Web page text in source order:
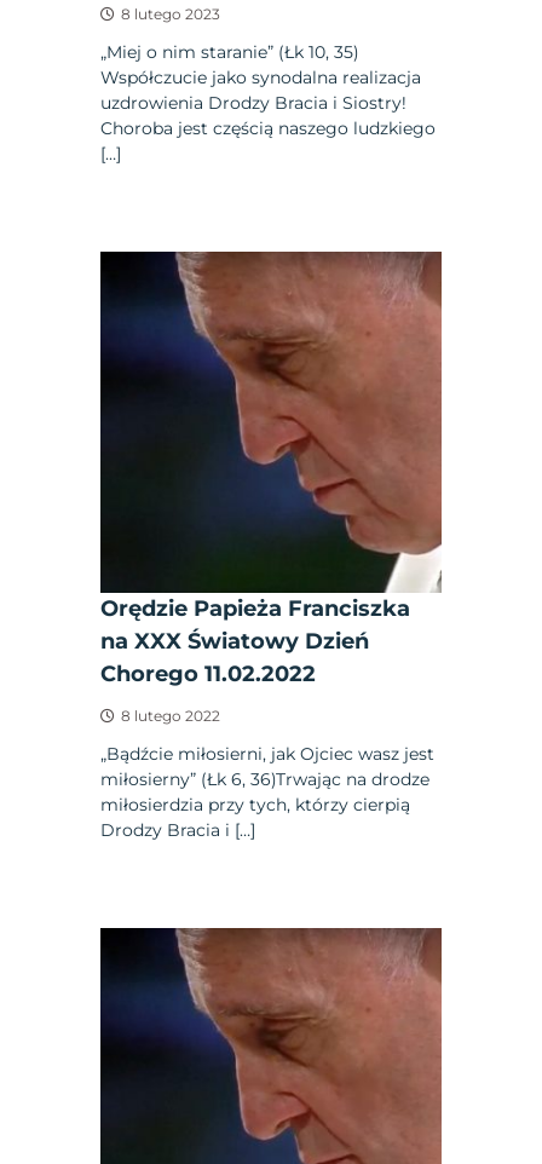
8 lutego 2023
„Miej o nim staranie” (Łk 10, 35)
Współczucie jako synodalna realizacja
uzdrowienia Drodzy Bracia i Siostry!
Choroba jest częścią naszego ludzkiego
[…]
Orędzie Papieża Franciszka
na XXX Światowy Dzień
Chorego 11.02.2022
8 lutego 2022
„Bądźcie miłosierni, jak Ojciec wasz jest
miłosierny” (Łk 6, 36)Trwając na drodze
miłosierdzia przy tych, którzy cierpią
Drodzy Bracia i […]